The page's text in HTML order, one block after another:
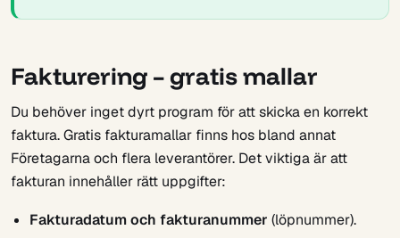
Fakturering – gratis mallar
Du behöver inget dyrt program för att skicka en korrekt
faktura. Gratis fakturamallar finns hos bland annat
Företagarna och flera leverantörer. Det viktiga är att
fakturan innehåller rätt uppgifter:
Fakturadatum och fakturanummer (löpnummer).